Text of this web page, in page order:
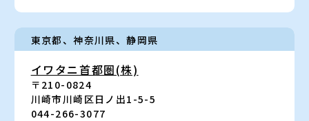
東京都、神奈川県、静岡県
イワタニ首都圏(株)
〒210-0824
川崎市川崎区日ノ出1-5-5
044-266-3077